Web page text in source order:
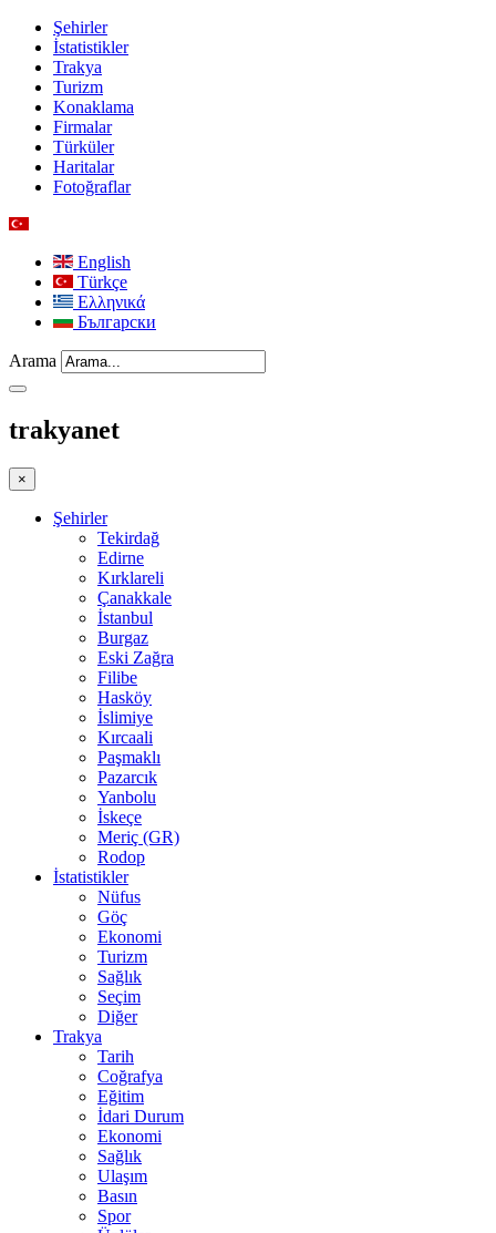
Şehirler
İstatistikler
Trakya
Turizm
Konaklama
Firmalar
Türküler
Haritalar
Fotoğraflar
English
Türkçe
Ελληνικά
Български
Arama
trakyanet
×
Şehirler
Tekirdağ
Edirne
Kırklareli
Çanakkale
İstanbul
Burgaz
Eski Zağra
Filibe
Hasköy
İslimiye
Kırcaali
Paşmaklı
Pazarcık
Yanbolu
İskeçe
Meriç (GR)
Rodop
İstatistikler
Nüfus
Göç
Ekonomi
Turizm
Sağlık
Seçim
Diğer
Trakya
Tarih
Coğrafya
Eğitim
İdari Durum
Ekonomi
Sağlık
Ulaşım
Basın
Spor